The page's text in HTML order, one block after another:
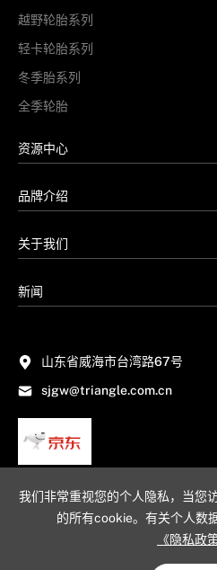
我们非常重视您的个人隐私，当您
的所有cookie。有关个人数
《隐私政
越野轮胎系列
轻卡轮胎系列
冬季胎系列
全季轮胎
资源中心
品牌介绍
关于我们
新闻
山东省威海市台湾路67号
sjgw@triangle.com.cn